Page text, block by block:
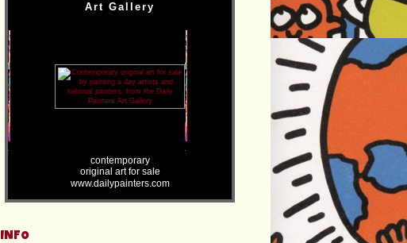
Art Gallery
contemporary
original art for sale
www.dailypainters.com
INFO